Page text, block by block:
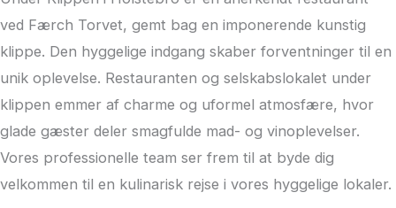
ved Færch Torvet, gemt bag en imponerende kunstig
klippe. Den hyggelige indgang skaber forventninger til en
unik oplevelse. Restauranten og selskabslokalet under
klippen emmer af charme og uformel atmosfære, hvor
glade gæster deler smagfulde mad- og vinoplevelser.
Vores professionelle team ser frem til at byde dig
velkommen til en kulinarisk rejse i vores hyggelige lokaler.